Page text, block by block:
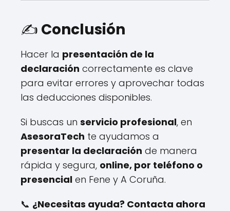
✍️ Conclusión
Hacer la presentación de la
declaración correctamente es clave
para evitar errores y aprovechar todas
las deducciones disponibles.
Si buscas un servicio profesional, en
AsesoraTech te ayudamos a
presentar la declaración de manera
rápida y segura, online, por teléfono o
presencial en Fene y A Coruña.
📞 ¿Necesitas ayuda? Contacta ahora